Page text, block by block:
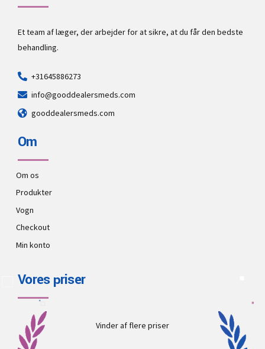
Et team af læger, der arbejder for at sikre, at du får den bedste
behandling.
+31645886273
info@gooddealersmeds.com
gooddealersmeds.com
Om
Om os
Produkter
Vogn
Checkout
Min konto
Vores priser
Vinder af flere priser